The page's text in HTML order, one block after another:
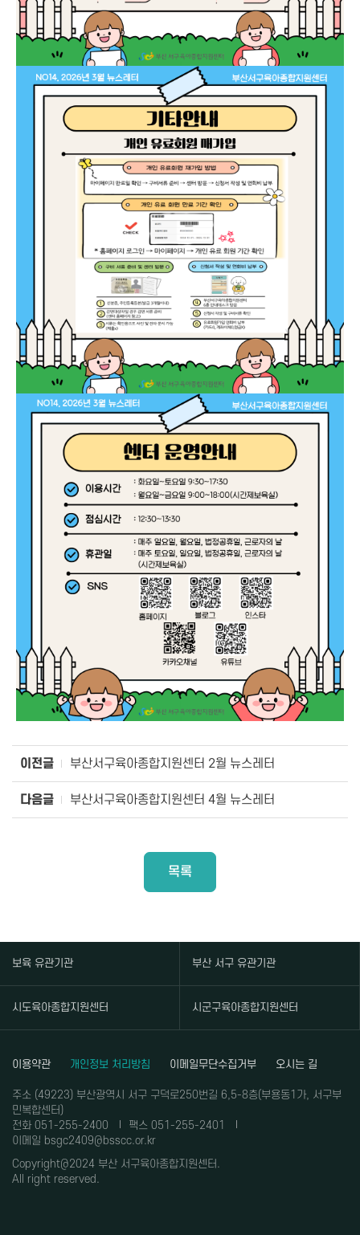
이전글 부산서구육아종합지원센터 2월 뉴스레터
다음글 부산서구육아종합지원센터 4월 뉴스레터
목록
보육 유관기관 부산 서구 유관기관
시도육아종합지원센터 시군구육아종합지원센터
이용약관 개인정보 처리방침 이메일무단수집거부 오시는 길
주소 (49223) 부산광역시 서구 구덕로250번길 6,5-8층(부용동1가, 서구부
민복합센터)
전화 051-255-2400
팩스 051-255-2401
이메일 bsgc2409@bsscc.or.kr
Copyright@2024 부산 서구육아종합지원센터.
All right reserved.